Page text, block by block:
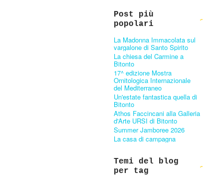
Post più
popolari
La Madonna Immacolata sul
vargalone di Santo Spirito
La chiesa del Carmine a
Bitonto
17^ edizione Mostra
Ornitologica Internazionale
del Mediterraneo
Un'estate fantastica quella di
Bitonto
Athos Faccincani alla Galleria
d'Arte URSI di Bitonto
Summer Jamboree 2026
La casa di campagna
Temi del blog
per tag